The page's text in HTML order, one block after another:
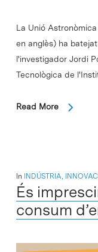
La Unió
en anglès) ha
l'investigador Jordi
Tecnològica de
Read More
In INDÚSTRIA,
És
consum